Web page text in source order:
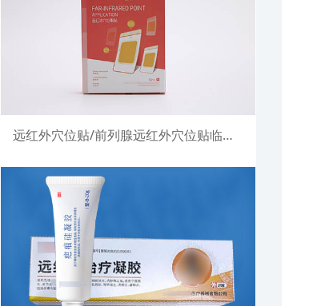
远红外穴位贴/前列腺远红外穴位贴临床试验注册案例